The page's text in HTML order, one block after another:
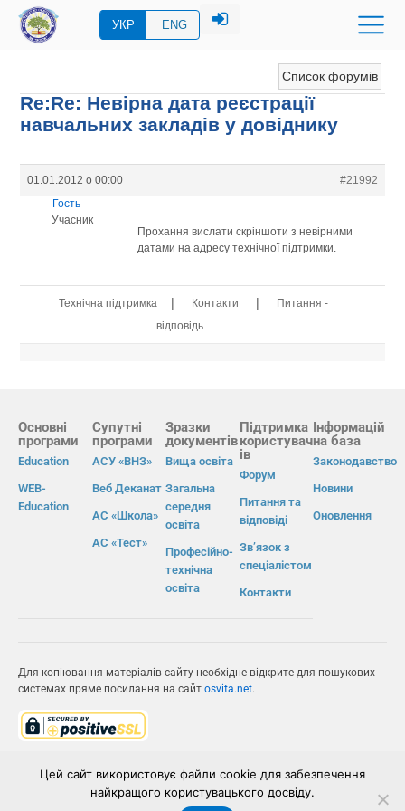
УКР ENG
Список форумів
Re:Re: Невірна дата реєстрації
навчальних закладів у довіднику
01.01.2012 о 00:00
#21992
Гость
Учасник
Прохання вислати скріншоти з невірними
датами на адресу технічної підтримки.
Технічна підтримка | Контакти |
Питання -
відповідь
Основні
програми
Education
WEB-
Education
Супутні
програми
АСУ «ВНЗ»
Веб Деканат
АС «Школа»
АС «Тест»
Зразки
документів
Вища освіта
Загальна
середня
освіта
Професійно-
технічна
освіта
Підтримка
користувач
ів
Форум
Питання та
відповіді
Зв’язок з
спеціалістом
Контакти
Інформацій
на база
Законодавство
Новини
Оновлення
Для копіювання матеріалів сайту необхідне відкрите для пошукових
системах пряме посилання на сайт osvita.net.
ІВС «ОСВІТА»
Цей сайт використовує файли cookie для забезпечення
найкращого користувацького досвіду.